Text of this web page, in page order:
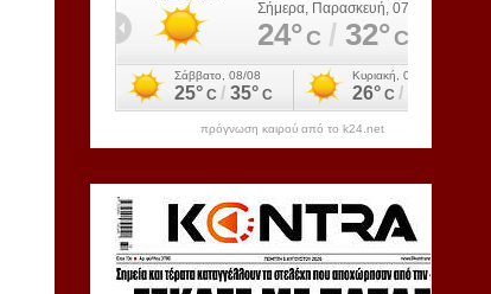
πρόγνωση καιρού από το k24.net